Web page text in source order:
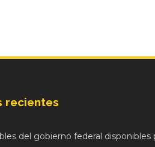
recientes
del gobierno federal disponibles